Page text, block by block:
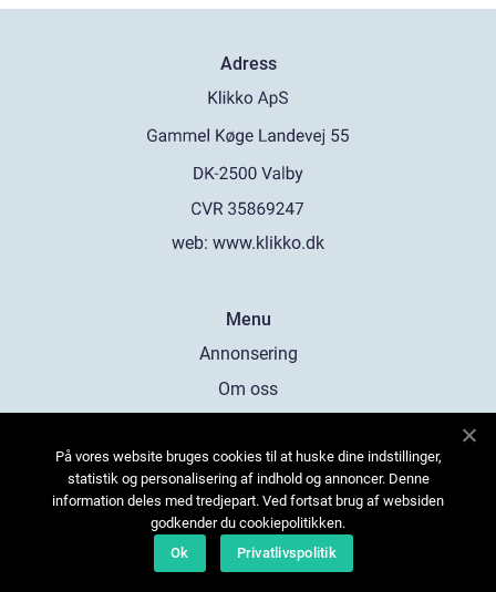
Adress
web: www.klikko.dk
Menu
Annonsering
Om oss
Kontakta oss
Sitemap
På vores website bruges cookies til at huske dine indstillinger,
statistik og personalisering af indhold og annoncer. Denne
information deles med tredjepart. Ved fortsat brug af websiden
godkender du cookiepolitikken.
Ok
Privatlivspolitik